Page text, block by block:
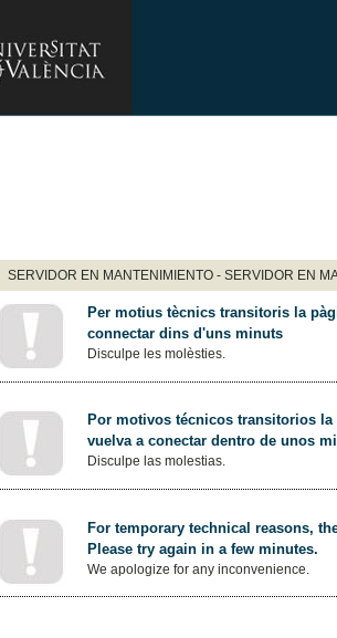
SERVIDOR EN MANTENIMIENTO - SERVIDOR EN
Per motius tècnics transitoris la
connectar dins d'uns minuts
Disculpe les molèsties.
Por motivos técnicos transitorios
vuelva a conectar dentro de unos
Disculpe las molestias.
For temporary technical reasons,
Please try again in a few minutes.
We apologize for any inconvenience.